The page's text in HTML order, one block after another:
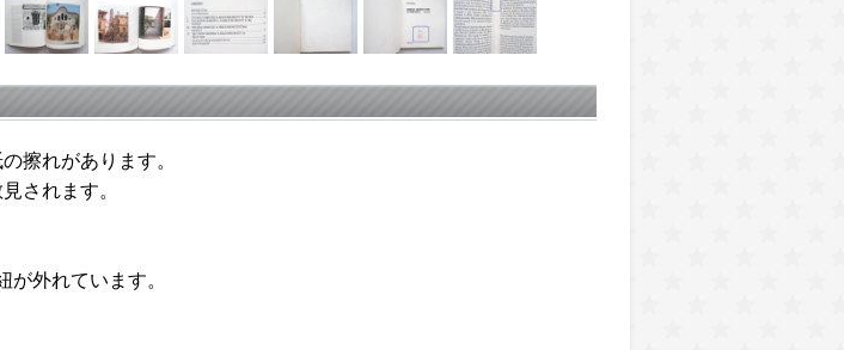
擦れがあります。
されます。
が外れています。